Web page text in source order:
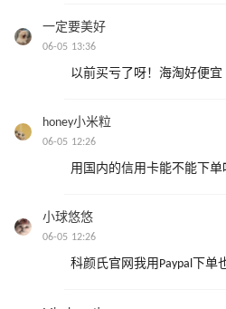
一定要美好
06-05 13:36
以前买亏了呀！海淘好便宜
honey小米粒
06-05 12:26
用国内的信用卡能不能下单
小球悠悠
06-05 12:26
科颜氏官网我用Paypal下单